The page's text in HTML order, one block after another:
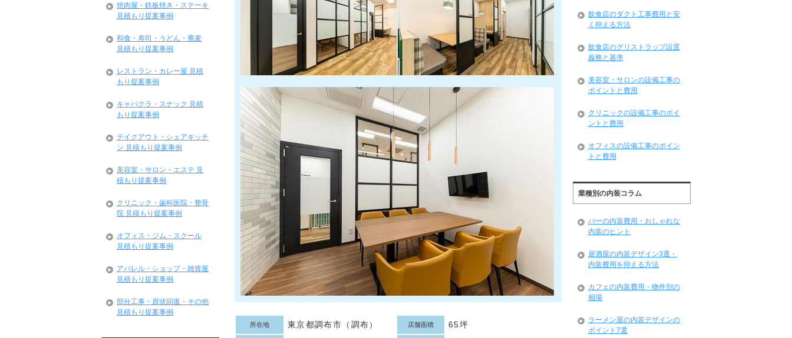
所在地 東京都調布市（調布） 店舗面積 65坪
焼肉屋・鉄板焼き・ステーキ
見積もり提案事例
和食・寿司・うどん・蕎麦
見積もり提案事例
レストラン・カレー屋 見積
もり提案事例
キャバクラ・スナック 見積
もり提案事例
テイクアウト・シェアキッチ
ン 見積もり提案事例
美容室・サロン・エステ 見
積もり提案事例
クリニック・歯科医院・整骨
院 見積もり提案事例
オフィス・ジム・スクール
見積もり提案事例
アパレル・ショップ・雑貨屋
見積もり提案事例
部分工事・原状回復・その他
見積もり提案事例
飲食店のダクト工事費用と安
く抑える方法
飲食店のグリストラップ設置
義務と基準
美容室・サロンの設備工事の
ポイントと費用
クリニックの設備工事のポイ
ントと費用
オフィスの設備工事のポイン
トと費用
業種別の内装コラム
バーの内装費用・おしゃれな
内装のヒント
居酒屋の内装デザイン3選・
内装費用を抑える方法
カフェの内装費用・物件別の
相場
ラーメン屋の内装デザインの
ポイント7選